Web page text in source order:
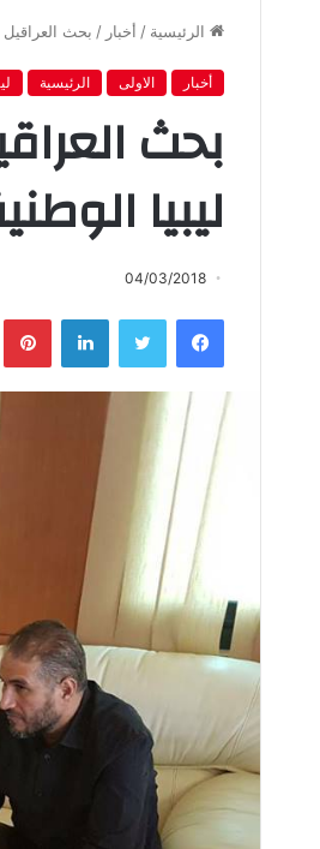
الرئيسية / أخبار / بحث العراقيل
أخبار الاولى الرئيسية
بحث
ليبيا
04/03/2018
فيسبوك تويتر لينكدإن